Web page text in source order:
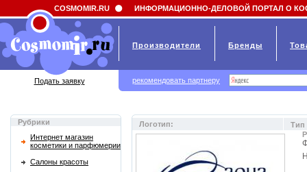
Field 'news_title' doesn't have a default value
Рубрики
Интернет магазин
косметики и парфюмерии
Салоны красоты
Логотип: Тип
COSMOMIR.RU ИНФОРМАЦИОННО-ДЕЛОВОЙ ПОРТАЛ О
Производители Бренды
Подать заявку рекомендовать партнеру